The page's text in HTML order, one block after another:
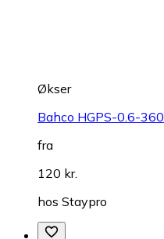
Økser
Bahco HGPS-0.6-360
fra
120 kr.
hos Staypro